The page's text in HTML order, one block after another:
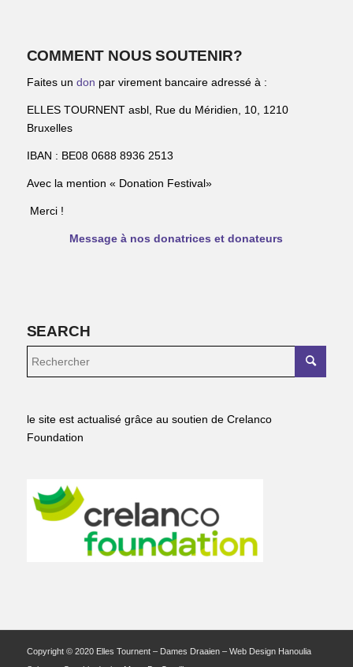
COMMENT NOUS SOUTENIR?
Faites un don par virement bancaire adressé à :
ELLES TOURNENT asbl, Rue du Méridien, 10, 1210
Bruxelles
IBAN : BE08 0688 8936 2513
Avec la mention « Donation Festival»
Merci !
Message à nos donatrices et donateurs
SEARCH
le site est actualisé grâce au soutien de Crelanco
Foundation
Copyright © 2020 Elles Tournent – Dames Draaien – Web Design Hanoulia